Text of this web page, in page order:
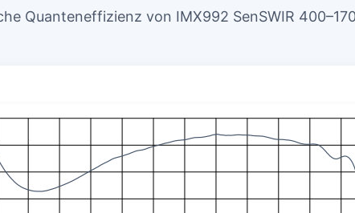
Quanteneffizienz von IMX992 SenSWIR